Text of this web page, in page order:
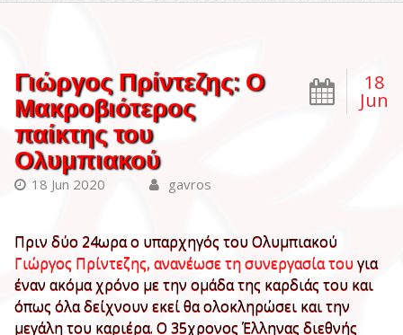
18
Jun
Γιώργος Πρίντεζης: Ο
Μακροβιότερος
παίκτης του
Ολυμπιακού
18 Jun 2020 gavros
Πριν δύο 24ωρα ο υπαρχηγός του Ολυμπιακού
Γιώργος Πρίντεζης, ανανέωσε τη συνεργασία τουγια
έναν ακόμα χρόνο με την ομάδα της καρδιάς του και
όπως όλα δείχνουν εκεί θα ολοκληρώσει και την
μεγάλη του καριέρα. Ο 35χρονος Έλληνας διεθνής